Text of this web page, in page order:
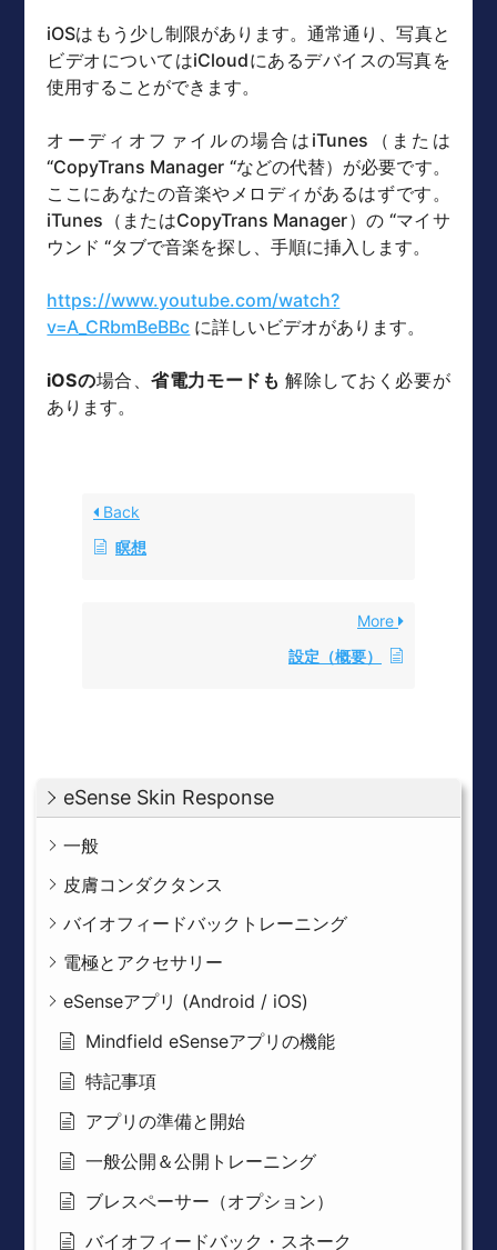
eSense Skin Response
一般
皮膚コンダクタンス
バイオフィードバックトレーニング
電極とアクセサリー
eSenseアプリ (Android / iOS)
Mindfield eSenseアプリの機能
特記事項
アプリの準備と開始
一般公開＆公開トレーニング
ブレスペーサー（オプション）
バイオフィードバック・スネーク
iOSはもう少し制限があります。通常通り、写真と
ビデオについてはiCloudにあるデバイスの写真を
使用することができます。
オーディオファイルの場合はiTunes（または
“CopyTrans Manager “などの代替）が必要です。
ここにあなたの音楽やメロディがあるはずです。
iTunes（またはCopyTrans Manager）の “マイサ
ウンド “タブで音楽を探し、手順に挿入します。
https://www.youtube.com/watch?
v=A_CRbmBeBBc に詳しいビデオがあります。
iOSの場合、省電力モードも 解除しておく必要が
あります。
Back
瞑想
More
設定（概要）